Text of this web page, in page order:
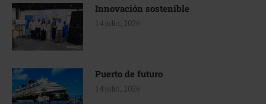
Innovación sostenible
14 julio, 2026
Puerto de futuro
14 julio, 2026